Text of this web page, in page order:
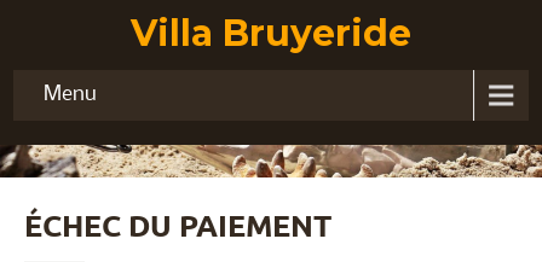
Villa Bruyeride
Menu
ÉCHEC DU PAIEMENT